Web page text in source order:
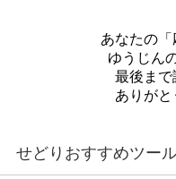
あなたの「
ゆうじん
最後まで
ありがと
せどりおすすめツー